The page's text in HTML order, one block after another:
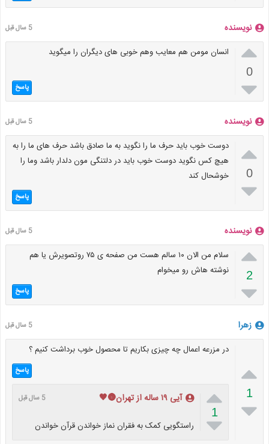
نویسنده 5 سال قبل

0

انسان مومن هم معایب وهم خوبی های دیگران را میگوید
پاسخ
نویسنده 5 سال قبل

0

دوست خوب باید حرف ما را نگوید به ما صادق باشد حرف های ما را به
هیچ کس نگوید دوست خوب باید در دلتنگی مون دلدار باشد وما را
خوشحال کند
پاسخ
نویسنده 5 سال قبل

2

سلام من الان ۱۰ سالم هست من صفحه ی ۷۵ روتصویرش یا هم
نوشته هاش رو میخوام
پاسخ
زهرا 5 سال قبل

1

در مزرعه اعمال چه چیزی بکاریم تا محصول خوب برداشت کنیم ؟
پاسخ

1

آیی ۱۹ ساله از تهران🌚🖤 5 سال قبل
راستگویی کمک به فقران نماز خواندن قرآن خواندن